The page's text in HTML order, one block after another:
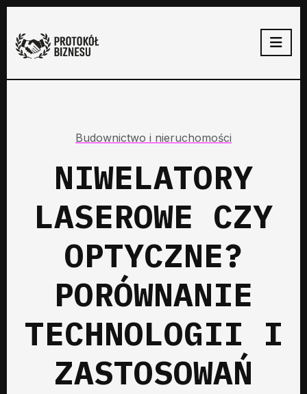
Budownictwo i nieruchomości
NIWELATORY
LASEROWE CZY
OPTYCZNE?
PORÓWNANIE
TECHNOLOGII I
ZASTOSOWAŃ